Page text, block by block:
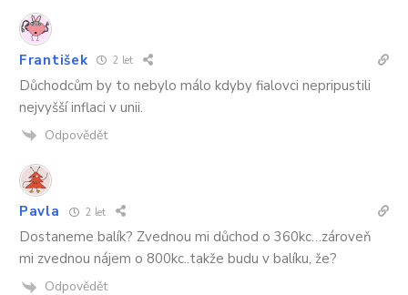
František 2 let
Důchodcům by to nebylo málo kdyby fialovci nepripustili
nejvyšší inflaci v unii.
Odpovědět
Pavla 2 let
Dostaneme balík? Zvednou mi důchod o 360kc…zároveň
mi zvednou nájem o 800kc..takže budu v balíku, že?
Odpovědět